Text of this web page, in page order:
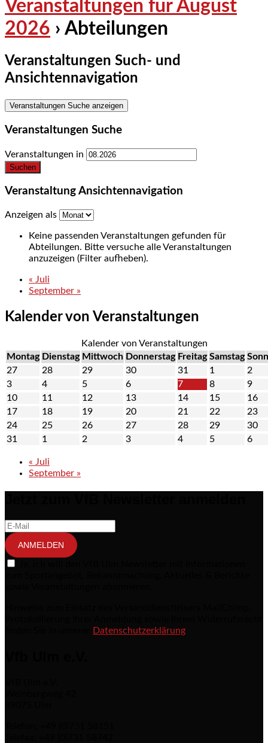
Veranstaltungen für August
2026 › Abteilungen
Veranstaltungen Such- und
Ansichtennavigation
Veranstaltungen Suche anzeigen
Veranstaltungen Suche
Veranstaltungen in
Veranstaltung Ansichtennavigation
Anzeigen als
Keine passenden Veranstaltungen gefunden für
Abteilungen. Bitte versuche alle Veranstaltungen
anzuzeigen (Filter aufheben).
« Juli
September »
Kalender von Veranstaltungen
Kalender von Veranstaltungen
Montag Dienstag Mittwoch Donnerstag Freitag Samstag
27
28 29 30 31 1
2
3
4 5 6 7 8
9
10
11 12 13 14 15
16
17
18 19 20 21 22
23
24
25 26 27 28 29
30
31
1 2 3 4 5 6
« Juli
September »
ANMELDEN
Datenschutzerklärung